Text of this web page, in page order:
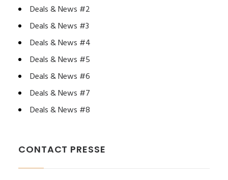
Deals & News #2
Deals & News #3
Deals & News #4
Deals & News #5
Deals & News #6
Deals & News #7
Deals & News #8
CONTACT PRESSE